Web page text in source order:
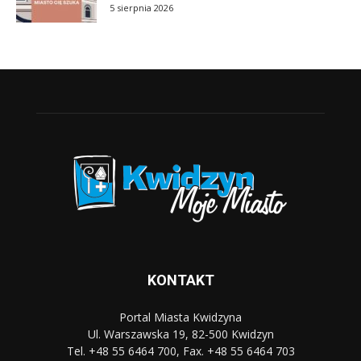
5 sierpnia 2026
KONTAKT
Portal Miasta Kwidzyna
Ul. Warszawska 19, 82-500 Kwidzyn
Tel. +48 55 6464 700, Fax. +48 55 6464 703